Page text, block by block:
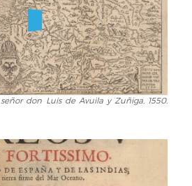
don Luis de Avuila y Zuñiga, 1550.